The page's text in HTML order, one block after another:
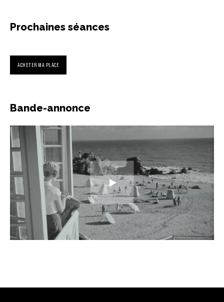
Prochaines séances
ACHETER MA PLACE
Bande-annonce